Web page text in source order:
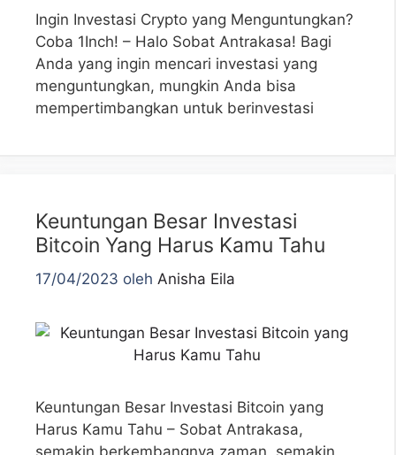
Ingin Investasi Crypto yang Menguntungkan?
Coba 1Inch! – Halo Sobat Antrakasa! Bagi
Anda yang ingin mencari investasi yang
menguntungkan, mungkin Anda bisa
mempertimbangkan untuk berinvestasi
Keuntungan Besar Investasi
Bitcoin Yang Harus Kamu Tahu
17/04/2023 oleh Anisha Eila
Keuntungan Besar Investasi Bitcoin yang
Harus Kamu Tahu – Sobat Antrakasa,
semakin berkembangnya zaman, semakin